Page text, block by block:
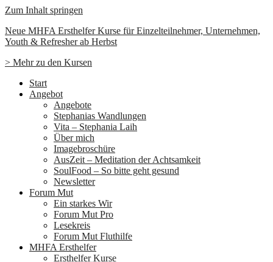
Zum Inhalt springen
Neue MHFA Ersthelfer Kurse für Einzelteilnehmer, Unternehmen,
Youth & Refresher ab Herbst
> Mehr zu den Kursen
Start
Angebot
Angebote
Stephanias Wandlungen
Vita – Stephania Laih
Über mich
Imagebroschüre
AusZeit – Meditation der Achtsamkeit
SoulFood – So bitte geht gesund
Newsletter
Forum Mut
Ein starkes Wir
Forum Mut Pro
Lesekreis
Forum Mut Fluthilfe
MHFA Ersthelfer
Ersthelfer Kurse